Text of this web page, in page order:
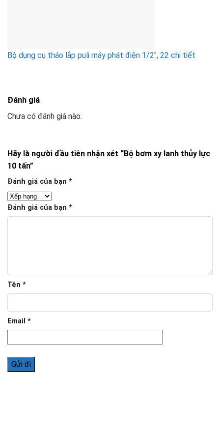
Bộ dụng cụ tháo lắp puli máy phát điện 1/2″, 22 chi tiết
Đánh giá
Chưa có đánh giá nào.
Hãy là người đầu tiên nhận xét “Bộ bơm xy lanh thủy lực
10 tấn”
Đánh giá của bạn *
Đánh giá của bạn *
Tên *
Email *